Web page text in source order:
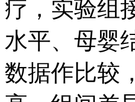
疗，实验组
水平、母婴
数据作比较